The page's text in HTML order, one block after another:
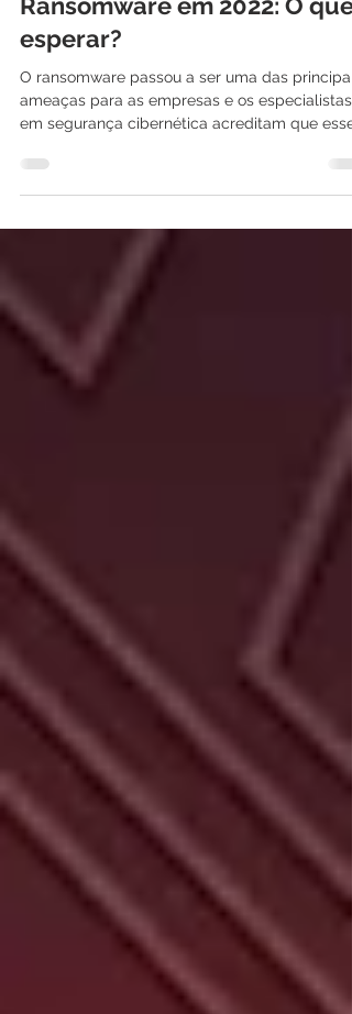
8 de fev. de 2022
5 min de leitura
Ransomware em 2022: O que
esperar?
O ransomware passou a ser uma das principais
em segurança cibernética acreditam que esse
tipo...